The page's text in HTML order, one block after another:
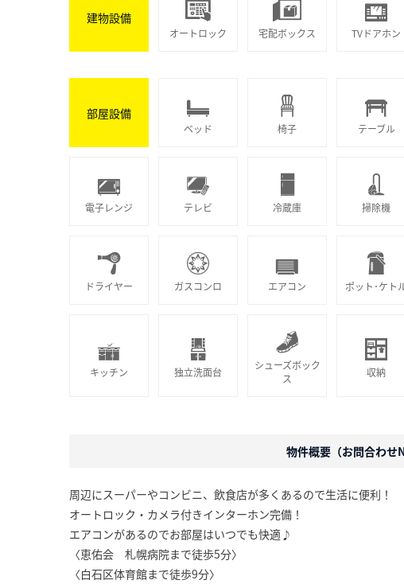
建物設備
オートロック 宅配ボックス TVドアホン
部屋設備
ベッド 椅子 テーブル
電子レンジ テレビ 冷蔵庫 掃除機
ドライヤー ガスコンロ エアコン ポット･ケト
キッチン 独立洗面台
シューズボック
ス
収納
物件概要（お問合わせ
周辺にスーパーやコンビニ、飲食店が多くあるので生活に便利！
オートロック・カメラ付きインターホン完備！
エアコンがあるのでお部屋はいつでも快適♪
〈恵佑会 札幌病院まで徒歩5分〉
〈白石区体育館まで徒歩9分〉